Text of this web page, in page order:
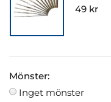
49 kr
Mönster:
Inget mönster